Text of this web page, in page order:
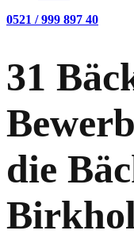
0521 / 999 897 40
31
die